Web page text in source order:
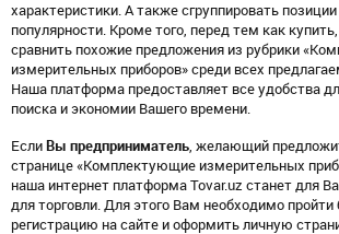
характеристики. А также сгруппировать
популярности. Кроме того, перед тем как
сравнить похожие предложения из рубрики
измерительных приборов» среди всех
Наша платформа предоставляет все удобства
поиска и экономии Вашего времени.
Если Вы предприниматель , желающий
странице «Комплектующие измерительных
наша интернет платформа Tovar.uz станет для
для торговли. Для этого Вам необходимо
регистрацию на сайте и оформить личную